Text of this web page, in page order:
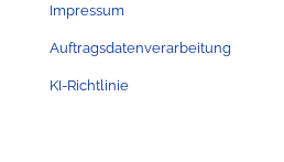
Impressum
Auftragsdatenverarbeitung
KI-Richtlinie